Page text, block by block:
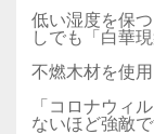
低い湿度を保
しでも「白華
不燃木材を使
「コロナウィ
ないほど強敵で